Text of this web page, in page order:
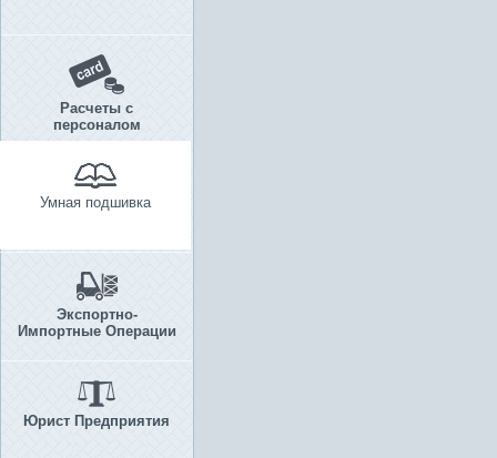
Расчеты с
персоналом
Умная подшивка
Экспортно-
Импортные Операции
Юрист Предприятия